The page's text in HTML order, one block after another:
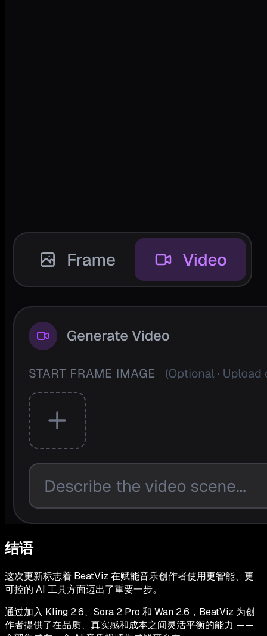
结语
这次更新标志着 BeatViz 在赋能音乐创作者使用更智能、更
可控的 AI 工具方面迈出了重要一步。
通过加入 Kling 2.6、Sora 2 Pro 和 Wan 2.6，BeatViz 为创
作者提供了在品质、真实感和成本之间灵活平衡的能力 ——